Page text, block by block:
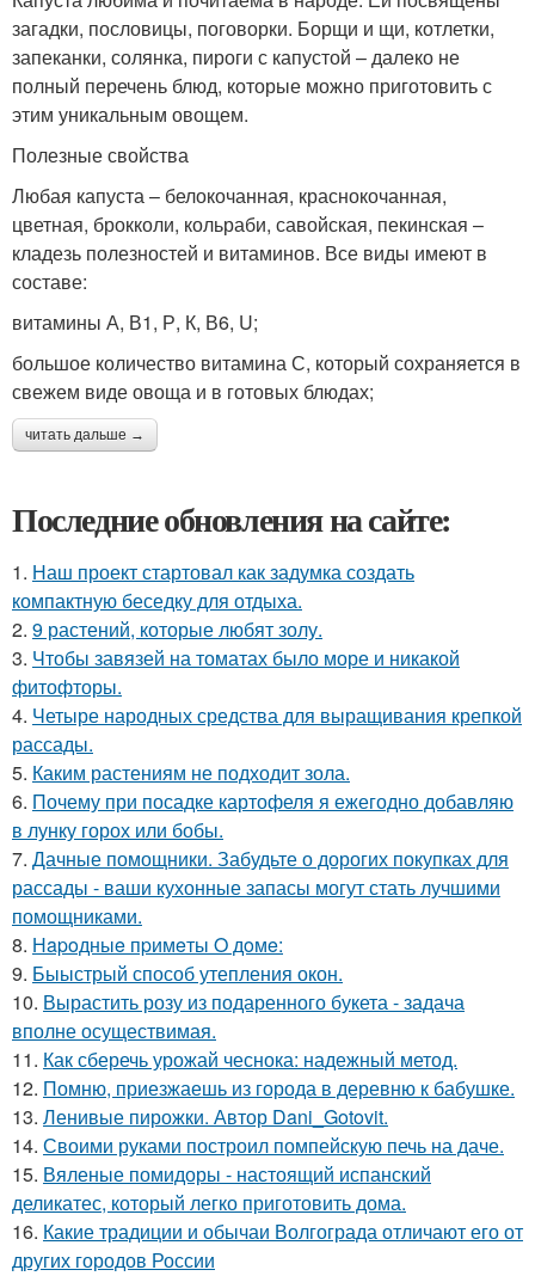
загадки, пословицы, поговорки. Борщи и щи, котлетки,
запеканки, солянка, пироги с капустой – далеко не
полный перечень блюд, которые можно приготовить с
этим уникальным овощем.
Полезные свойства
Любая капуста – белокочанная, краснокочанная,
цветная, брокколи, кольраби, савойская, пекинская –
кладезь полезностей и витаминов. Все виды имеют в
составе:
витамины А, В1, Р, К, В6, U;
большое количество витамина С, который сохраняется в
свежем виде овоща и в готовых блюдах;
читать дальше →
Последние обновления на сайте:
1. Наш проект стартовал как задумка создать
компактную беседку для отдыха.
2. 9 растений, которые любят золу.
3. Чтобы завязей на томатах было море и никакой
фитофторы.
4. Четыре народных средства для выращивания крепкой
рассады.
5. Каким растениям не подходит зола.
6. Почему при посадке картофеля я ежегодно добавляю
в лунку горох или бобы.
7. Дачные помощники. Забудьте о дорогих покупках для
рассады - ваши кухонные запасы могут стать лучшими
помощниками.
8. Нapoдныe пpимeты O дoмe:
9. Быыстрый способ утепления окон.
10. Вырастить розу из подаренного букета - задача
вполне осуществимая.
11. Как сберечь урожай чеснока: надежный метод.
12. Помню, приезжаешь из города в деревню к бабушке.
13. Ленивые пирожки. Автор Dani_Gotovit.
14. Своими руками построил помпейскую печь на даче.
15. Вяленые помидоры - настоящий испанский
деликатес, который легко приготовить дома.
16. Какие традиции и обычаи Волгограда отличают его от
других городов России